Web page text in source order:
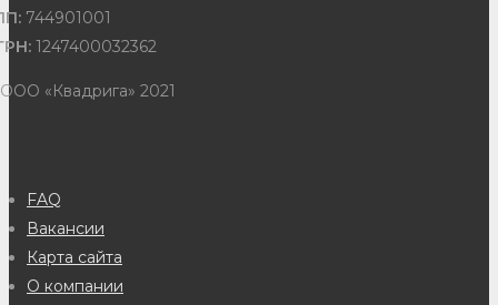
744901001
1247400032362
«Квадрига» 2021
FAQ
Вакансии
Карта сайта
О компании